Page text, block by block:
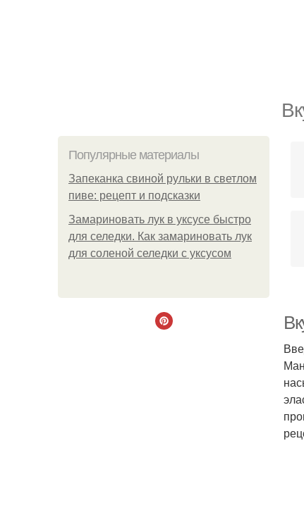
Популярные материалы
Запеканка свиной рульки в светлом
пиве: рецепт и подсказки
Замариновать лук в уксусе быстро
для селедки. Как замариновать лук
для соленой селедки с уксусом